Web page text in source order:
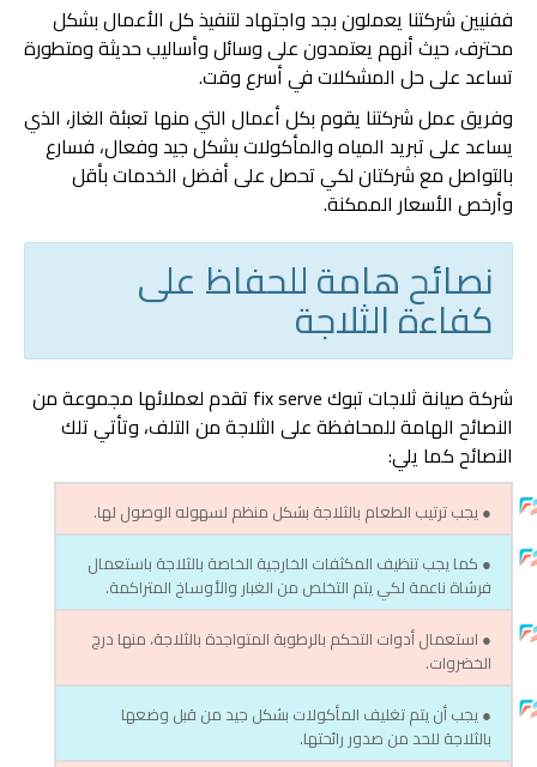
ففنيين شركتنا يعملون بجد واجتهاد لتنفيذ كل الأعمال بشكل
محترف، حيث أنهم يعتمدون على وسائل وأساليب حديثة ومتطورة
تساعد على حل المشكلات في أسرع وقت.
وفريق عمل شركتنا يقوم بكل أعمال التي منها تعبئة الغاز، الذي
يساعد على تبريد المياه والمأكولات بشكل جيد وفعال، فسارع
بالتواصل مع شركتان لكي تحصل على أفضل الخدمات بأقل
وأرخص الأسعار الممكنة.
نصائح هامة للحفاظ على
كفاءة الثلاجة
شركة صيانة ثلاجات تبوك fix serve تقدم لعملائها مجموعة من
النصائح الهامة للمحافظة على الثلاجة من التلف، وتأتي تلك
النصائح كما يلي:
● يجب ترتيب الطعام بالثلاجة بشكل منظم لسهوله الوصول لها.
● كما يجب تنظيف المكثفات الخارجية الخاصة بالثلاجة باستعمال
فرشاة ناعمة لكي يتم التخلص من الغبار والأوساخ المتراكمة.
● استعمال أدوات التحكم بالرطوبة المتواجدة بالثلاجة، منها درج
الخضروات.
● يجب أن يتم تغليف المأكولات بشكل جيد من قبل وضعها
بالثلاجة للحد من صدور رائحتها.